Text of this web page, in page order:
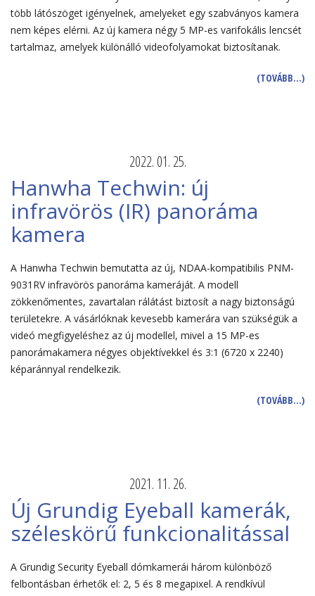
több látószöget igényelnek, amelyeket egy szabványos kamera
nem képes elérni. Az új kamera négy 5 MP-es varifokális lencsét
tartalmaz, amelyek különálló videofolyamokat biztosítanak.
(TOVÁBB…)
2022. 01. 25.
Hanwha Techwin: új
infravörös (IR) panoráma
kamera
A Hanwha Techwin bemutatta az új, NDAA-kompatibilis PNM-
9031RV infravörös panoráma kameráját. A modell
zökkenőmentes, zavartalan rálátást biztosít a nagy biztonságú
területekre. A vásárlóknak kevesebb kamerára van szükségük a
videó megfigyeléshez az új modellel, mivel a 15 MP-es
panorámakamera négyes objektívekkel és 3:1 (6720 x 2240)
képaránnyal rendelkezik.
(TOVÁBB…)
2021. 11. 26.
Új Grundig Eyeball kamerák,
széleskörű funkcionalitással
A Grundig Security Eyeball dómkamerái három különböző
felbontásban érhetők el: 2, 5 és 8 megapixel. A rendkívül